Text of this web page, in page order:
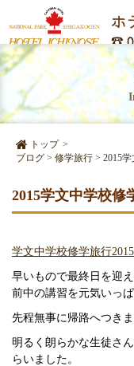
トップ >
ブログ > 修学旅行 > 2015
2015学文中学校
学文中学校修学旅行
早いもので最終日を迎
前中の講習を元気いっ
先程無事に帰路へつきま
明るく朗らかな生徒さ
らいました。